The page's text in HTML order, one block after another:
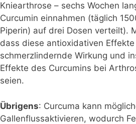
Kniearthrose – sechs Wochen
Curcumin einnahmen (täglich
Piperin) auf drei Dosen verteilt).
dass diese antioxidativen
schmerzlindernde Wirkung und
Effekte des Curcumins bei
seien.
Übrigens: Curcuma kann
Gallenflussaktivieren, wodurch